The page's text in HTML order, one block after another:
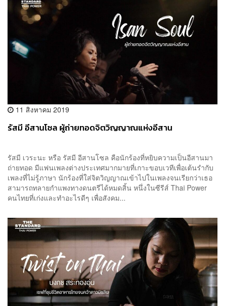
11 สิงหาคม 2019
รัสมี อีสานโซล ผู้ถ่ายทอดจิตวิญญาณแห่งอีสาน
รัสมี เวระนะ หรือ รัสมี อีสานโซล คือนักร้องที่หยิบความเป็นอีสานมา
ถ่ายทอด มีแฟนเพลงต่างประเทศมากมายที่เกาะขอบเวทีเพื่อเต้นรำกับ
เพลงที่ไม่รู้ภาษา นักร้องที่ใส่จิตวิญญาณเข้าไปในเพลงจนเรียกว่าเธอ
สามารถทลายกำแพงทางดนตรีได้หมดสิ้น หนึ่งในซีรีส์ Thai Power
คนไทยที่เก่งและทำอะไรดีๆ เพื่อสังคม...